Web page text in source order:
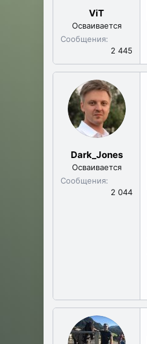
ViT
Осваивается
Сообщения
2 445
Dark_Jones
Осваивается
Сообщения
2 044